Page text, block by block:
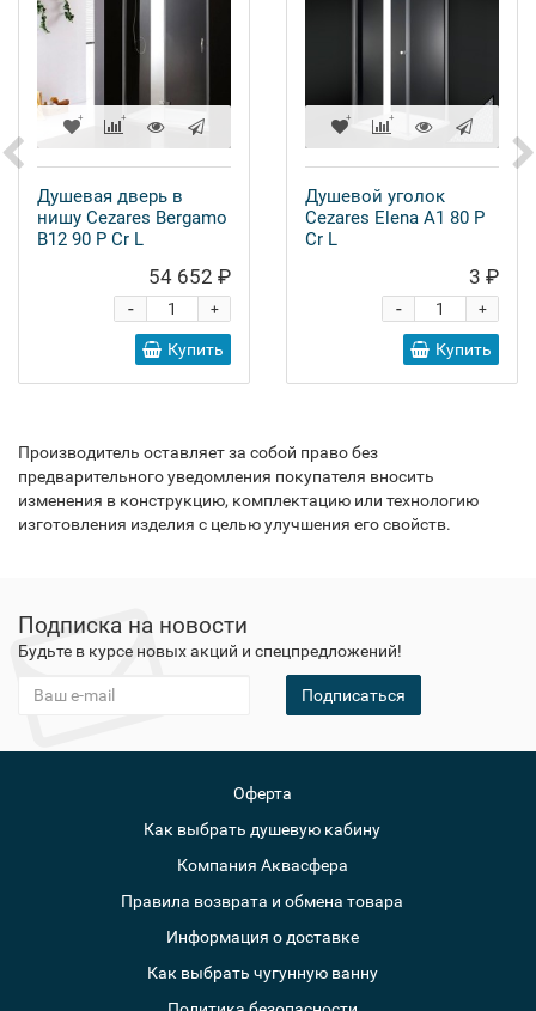
Душевая дверь в
нишу Cezares Bergamo
B12 90 P Cr L
54 652 ₽
+
-
Купить
Душевой уголок
Cezares Elena A1 80 P
Cr L
3 ₽
+
-
Купить
Производитель оставляет за собой право без
предварительного уведомления покупателя вносить
изменения в конструкцию, комплектацию или технологию
изготовления изделия с целью улучшения его свойств.
Подписка на новости
Будьте в курсе новых акций и спецпредложений!
Подписаться
Оферта
Как выбрать душевую кабину
Компания Аквасфера
Правила возврата и обмена товара
Информация о доставке
Как выбрать чугунную ванну